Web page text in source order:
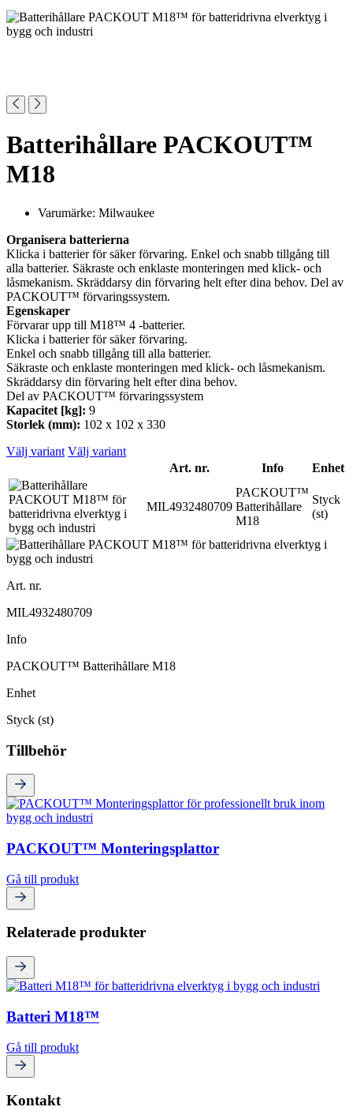
Batterihållare PACKOUT™
M18
Varumärke: Milwaukee
Organisera batterierna
Klicka i batterier för säker förvaring. Enkel och snabb tillgång till
alla batterier. Säkraste och enklaste monteringen med klick- och
låsmekanism. Skräddarsy din förvaring helt efter dina behov. Del av
PACKOUT™ förvaringssystem.
Egenskaper
Förvarar upp till M18™ 4 -batterier.
Klicka i batterier för säker förvaring.
Enkel och snabb tillgång till alla batterier.
Säkraste och enklaste monteringen med klick- och låsmekanism.
Skräddarsy din förvaring helt efter dina behov.
Del av PACKOUT™ förvaringssystem
Kapacitet [kg]: 9
Storlek (mm): 102 x 102 x 330
Välj variant Välj variant
Art. nr.
Info Enhet
MIL4932480709
PACKOUT™
Batterihållare
M18
Styck
(st)
Art. nr.
MIL4932480709
Info
PACKOUT™ Batterihållare M18
Enhet
Styck (st)
Tillbehör
PACKOUT™ Monteringsplattor
Gå till produkt
Relaterade produkter
Batteri M18™
Gå till produkt
Kontakt